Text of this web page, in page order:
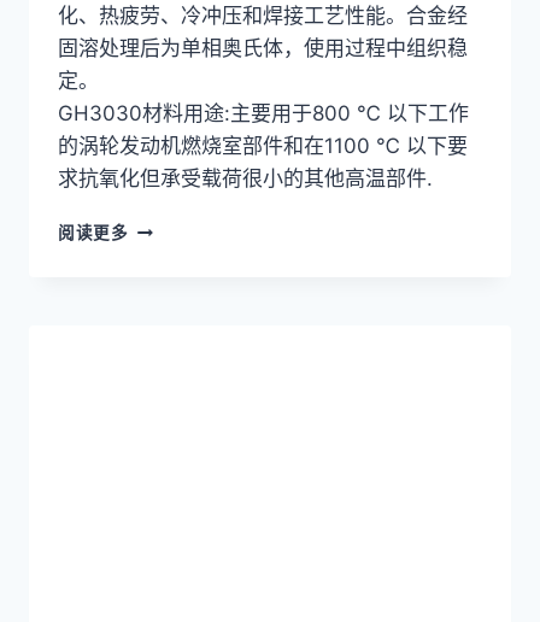
化、热疲劳、冷冲压和焊接工艺性能。合金经
固溶处理后为单相奥氏体，使用过程中组织稳
定。
GH3030材料用途:主要用于800 ℃ 以下工作
的涡轮发动机燃烧室部件和在1100 ℃ 以下要
求抗氧化但承受载荷很小的其他高温部件.
阅读更多